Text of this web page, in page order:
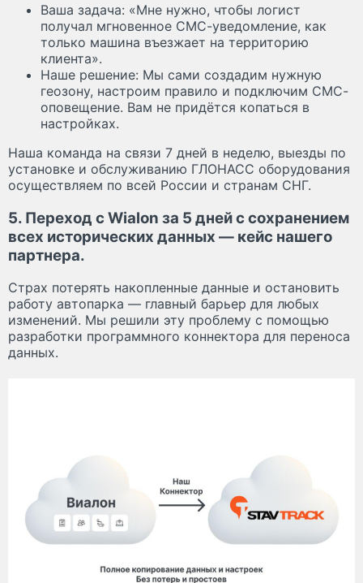
Ваша задача: «Мне нужно, чтобы логист
получал мгновенное СМС-уведомление, как
только машина въезжает на территорию
клиента».
Наше решение: Мы сами создадим нужную
геозону, настроим правило и подключим СМС-
оповещение. Вам не придётся копаться в
настройках.
Наша команда на связи 7 дней в неделю, выезды по
установке и обслуживанию ГЛОНАСС оборудования
осуществляем по всей России и странам СНГ.
5. Переход с Wialon за 5 дней с сохранением
всех исторических данных — кейс нашего
партнера.
Страх потерять накопленные данные и остановить
работу автопарка — главный барьер для любых
изменений. Мы решили эту проблему с помощью
разработки программного коннектора для переноса
данных.